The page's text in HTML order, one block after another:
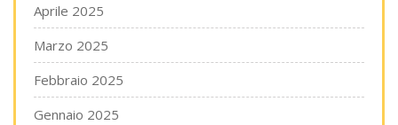
Aprile 2025
Marzo 2025
Febbraio 2025
Gennaio 2025